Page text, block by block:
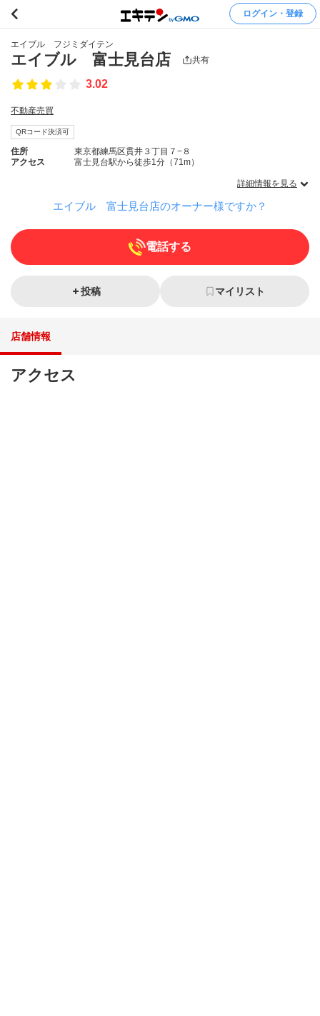
ログイン・登録
エイブル フジミダイテン
エイブル 富士見台店 共有
3.02
不動産売買
QRコード決済可
住所
東京都練馬区貫井３丁目７−８
アクセス
富士見台駅から徒歩1分（71m）
詳細情報を見る
エイブル 富士見台店のオーナー様ですか？
電話する
投稿 マイリスト
店舗情報
アクセス